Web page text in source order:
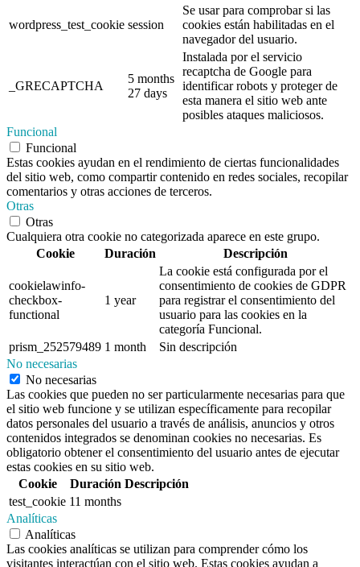
wordpress_test_cookie session
Se usar para comprobar si las
cookies están habilitadas en el
navegador del usuario.
_GRECAPTCHA
5 months
27 days
Instalada por el servicio
recaptcha de Google para
identificar robots y proteger de
esta manera el sitio web ante
posibles ataques maliciosos.
Funcional
Funcional
Estas cookies ayudan en el rendimiento de ciertas funcionalidades
del sitio web, como compartir contenido en redes sociales, recopilar
comentarios y otras acciones de terceros.
Otras
Otras
Cualquiera otra cookie no categorizada aparece en este grupo.
Cookie
Duración Descripción
cookielawinfo-
checkbox-
functional
1 year
La cookie está configurada por el
consentimiento de cookies de GDPR
para registrar el consentimiento del
usuario para las cookies en la
categoría Funcional.
prism_252579489 1 month
Sin descripción
No necesarias
No necesarias
Las cookies que pueden no ser particularmente necesarias para que
el sitio web funcione y se utilizan específicamente para recopilar
datos personales del usuario a través de análisis, anuncios y otros
contenidos integrados se denominan cookies no necesarias. Es
obligatorio obtener el consentimiento del usuario antes de ejecutar
estas cookies en su sitio web.
Cookie
Duración Descripción
test_cookie 11 months
Analíticas
Analíticas
Las cookies analíticas se utilizan para comprender cómo los
visitantes interactúan con el sitio web. Estas cookies ayudan a